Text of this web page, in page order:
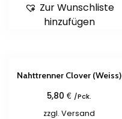
Zur Wunschliste
hinzufügen
Nahttrenner Clover (Weiss)
5,80€ /Pck.
zzgl.Versand